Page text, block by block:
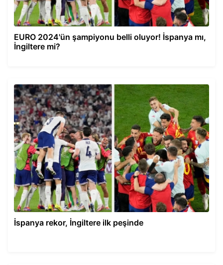
EURO 2024'ün şampiyonu belli oluyor! İspanya mı,
İngiltere mi?
İspanya rekor, İngiltere ilk peşinde